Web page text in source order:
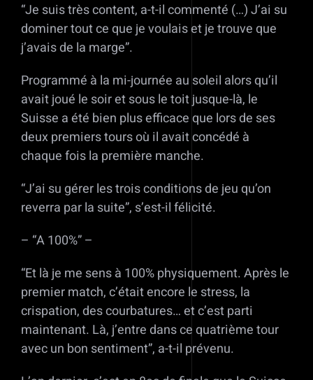
“Je suis très content, a-t-il commenté (…) J’ai su
dominer tout ce que je voulais et je trouve que
j’avais de la marge”.
Programmé à la mi-journée au soleil alors qu’il
avait joué le soir et sous le toit jusque-là, le
Suisse a été bien plus efficace que lors de ses
deux premiers tours où il avait concédé à
chaque fois la première manche.
“J’ai su gérer les trois conditions de jeu qu’on
reverra par la suite”, s’est-il félicité.
– “A 100%” –
“Et là je me sens à 100% physiquement. Après le
premier match, c’était encore le stress, la
crispation, des courbatures… et c’est parti
maintenant. Là, j’entre dans ce quatrième tour
avec un bon sentiment”, a-t-il prévenu.